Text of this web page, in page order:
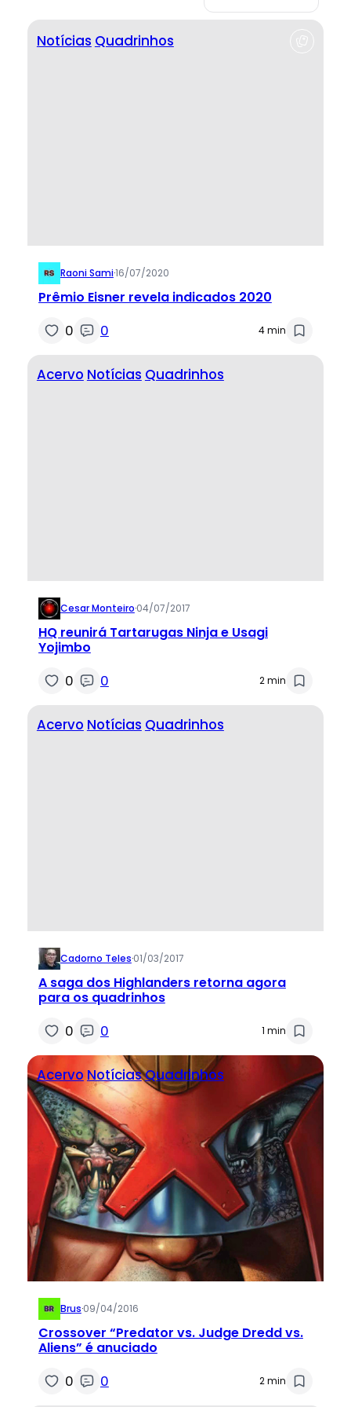
Notícias Quadrinhos
Raoni Sami·16/07/2020
Prêmio Eisner revela indicados 2020
0 0 4 min
Acervo Notícias Quadrinhos
Cesar Monteiro·04/07/2017
HQ reunirá Tartarugas Ninja e Usagi
Yojimbo
0 0 2 min
Acervo Notícias Quadrinhos
Cadorno Teles·01/03/2017
A saga dos Highlanders retorna agora
para os quadrinhos
0 0 1 min
Acervo NotíciasQuadrinhos
Brus·09/04/2016
Crossover “Predator vs. Judge Dredd vs.
Aliens” é anuciado
0 0 2 min